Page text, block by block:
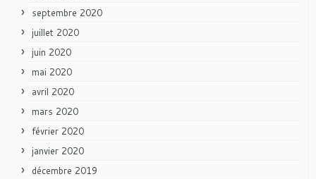
septembre 2020
juillet 2020
juin 2020
mai 2020
avril 2020
mars 2020
février 2020
janvier 2020
décembre 2019